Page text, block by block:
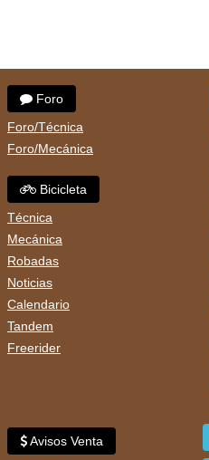
Foro
Foro/Técnica
Foro/Mecánica
Bicicleta
Técnica
Mecánica
Robadas
Noticias
Calendario
Tandem
Freerider
Avisos Venta